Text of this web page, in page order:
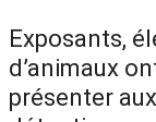
Exposants,
d’animaux
présenter